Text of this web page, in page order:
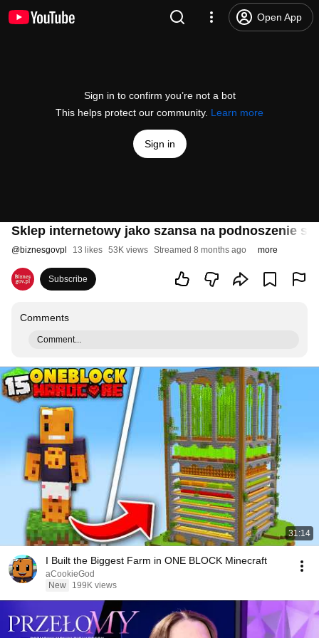
Open App
Sign in to confirm you’re not a bot
This helps protect our community. Learn more
Sign in
Sklep internetowy jako szansa na podnoszenie
@biznesgovpl 13 likes 53K views Streamed 8 months ago more
Subscribe
Comments
Comment...
31:14
I Built the Biggest Farm in ONE BLOCK Minecraft
aCookieGod
New
199K views